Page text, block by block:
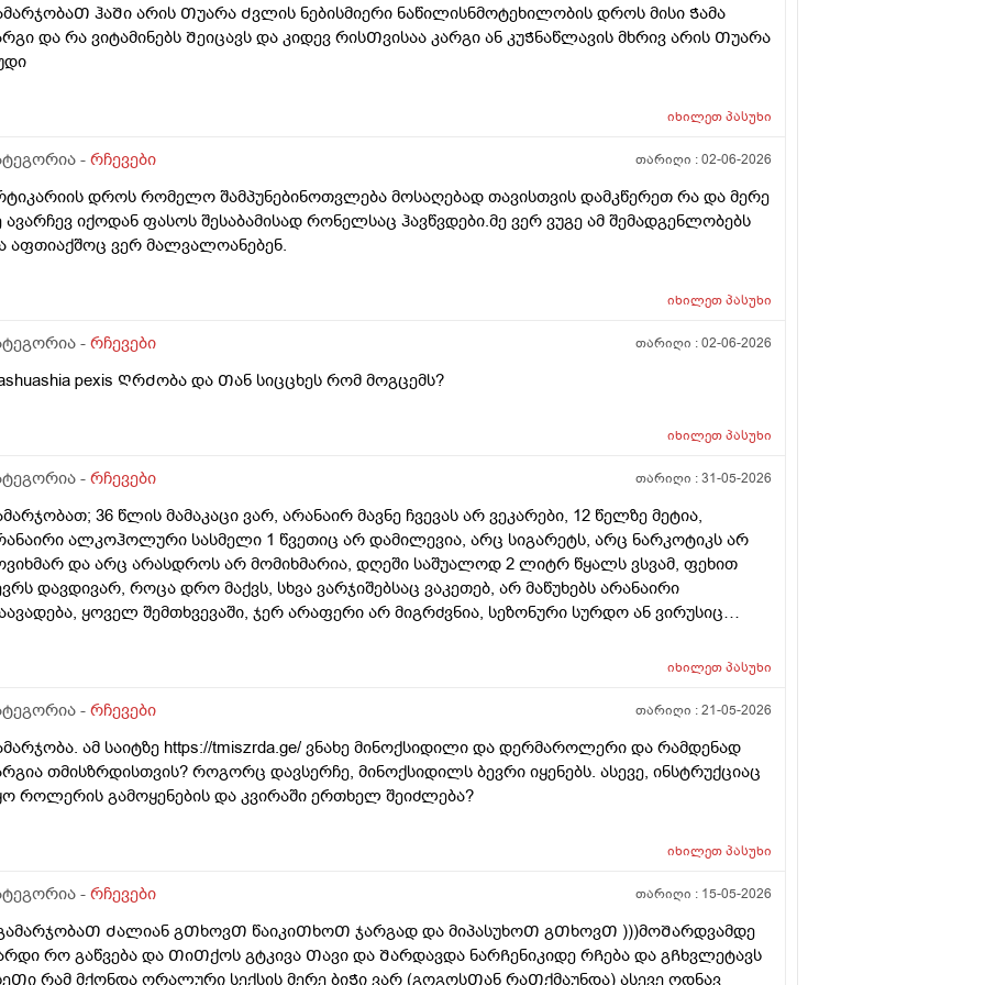
ჰაᲨი არის Თუარა Ძვლის ნებისმიერი ნაწილისნმოტეხილობის დროს მისი Ჭამა
და რა ვიტამინებს Შეიცავს და კიდევ რისᲗვისაა კარგი ან კუᲭნაწლავის მხრივ არის Თუარა
იხილეთპასუხი
- რჩევები თარიღი :02-06-2026
დროს რომელო შამპუნებინოთვლება მოსაღებად თავისთვის დამკწერეთ რა და მერე
ავარჩევ იქოდან ფასოს შესაბამისად რონელსაც ჰავწვდები.მე ვერ ვუგე ამ შემადგენლობებს
აფთიაქშოც ვერ მალვალოანებენ.
იხილეთპასუხი
- რჩევები თარიღი :02-06-2026
pexis ᲦრᲫობა და Თან სიცცხეს რომ მოგცემს?
იხილეთპასუხი
- რჩევები თარიღი :31-05-2026
36 წლის მამაკაცი ვარ, არანაირ მავნე ჩვევას არ ვეკარები, 12 წელზე მეტია,
ალკოჰოლური სასმელი 1 წვეთიც არ დამილევია, არც სიგარეტს, არც ნარკოტიკს არ
და არც არასდროს არ მომიხმარია, დღეში საშუალოდ 2 ლიტრ წყალს ვსვამ, ფეხით
დავდივარ, როცა დრო მაქვს, სხვა ვარჯიშებსაც ვაკეთებ, არ მაწუხებს არანაირი
ყოველ შემთხვევაში, ჯერ არაფერი არ მიგრძვნია, სეზონური სურდო ან ვირუსიც
დამჭირდეს. სიმაღლით 193-194 სმ ვარ, წონით დაახლოებით 77 კგ, ჭარბი წონა
ბევრ ხილ-ბოსტნეულს, უფრო მეტად ბევრ ხილს ვჭამ, ერთ ჭამაზე ნებისმიერ ხილს
დან 2,5 კგ-მდე შევჭამო ხილი, ხილის ჭამის მერე თავს ყოველთვის კარგად ვგრძნობ, თუმცა
მანამდეც არ ვარ ხოლმე. მაინტერესებს, ამ რაოდენობის ხილის ჭამა სასარგებლოა თუ
ჩემი ორგანიზმისთვის? რაც ვიცი, ნებისმიერი ხილ-ბოსტნეული ძალიან სასარგებლოა, ჯერ
სტატიას, რომ ყავას სარგებელიც მოაქვს ორგანიზმისთვის, დღეში 3-4 ჭიქა ყავა
იყოს ადამიანის ორგანიზმისთვის, თან ყავა? თუ სასარგებლოა, რატომ იწვევს
მინახავს, ყავის მოყვარულის მოუსვენრობა ყავის გარეშე; მე,ხილ-
მოყვარულს, თუ რაღაც გარემოების გამო, თუნდაც 2-3 დღე ხილი ან/და ბოსტნეული
შევჭამე, ყავის მოყვარულივით მოუსვენრობა არ მაწუხებს. ყავას რომ საერთოდ არ ვსვამ,
იხილეთპასუხი
- რჩევები თარიღი :21-05-2026
ამ საიტზე https://tmiszrda.ge/ ვნახე მინოქსიდილი და დერმაროლერი და რამდენად
თმისზრდისთვის? როგორც დავსერჩე, მინოქსიდილს ბევრი იყენებს. ასევე, ინსტრუქციაც
როლერის გამოყენების და კვირაში ერთხელ შეიძლება?
იხილეთპასუხი
- რჩევები თარიღი : 15-05-2026
Ძალიან გᲗხოვᲗ წაიკიᲗხოᲗ ჯარგად და მიპასუხოᲗ გᲗხოვᲗ )))მოᲨარდვამდე
რო გაწვება და ᲗიᲗქოს გტკივა Თავი და Შარდავდა ნარᲩენიკიდე რᲩება და გᲩხვლეტავს
რამ მქონდა ორალური სექსის მერე ბიᲭი ვარ (გოგოსᲗან რაᲗქმაუნდა) ასევე ოდნავ